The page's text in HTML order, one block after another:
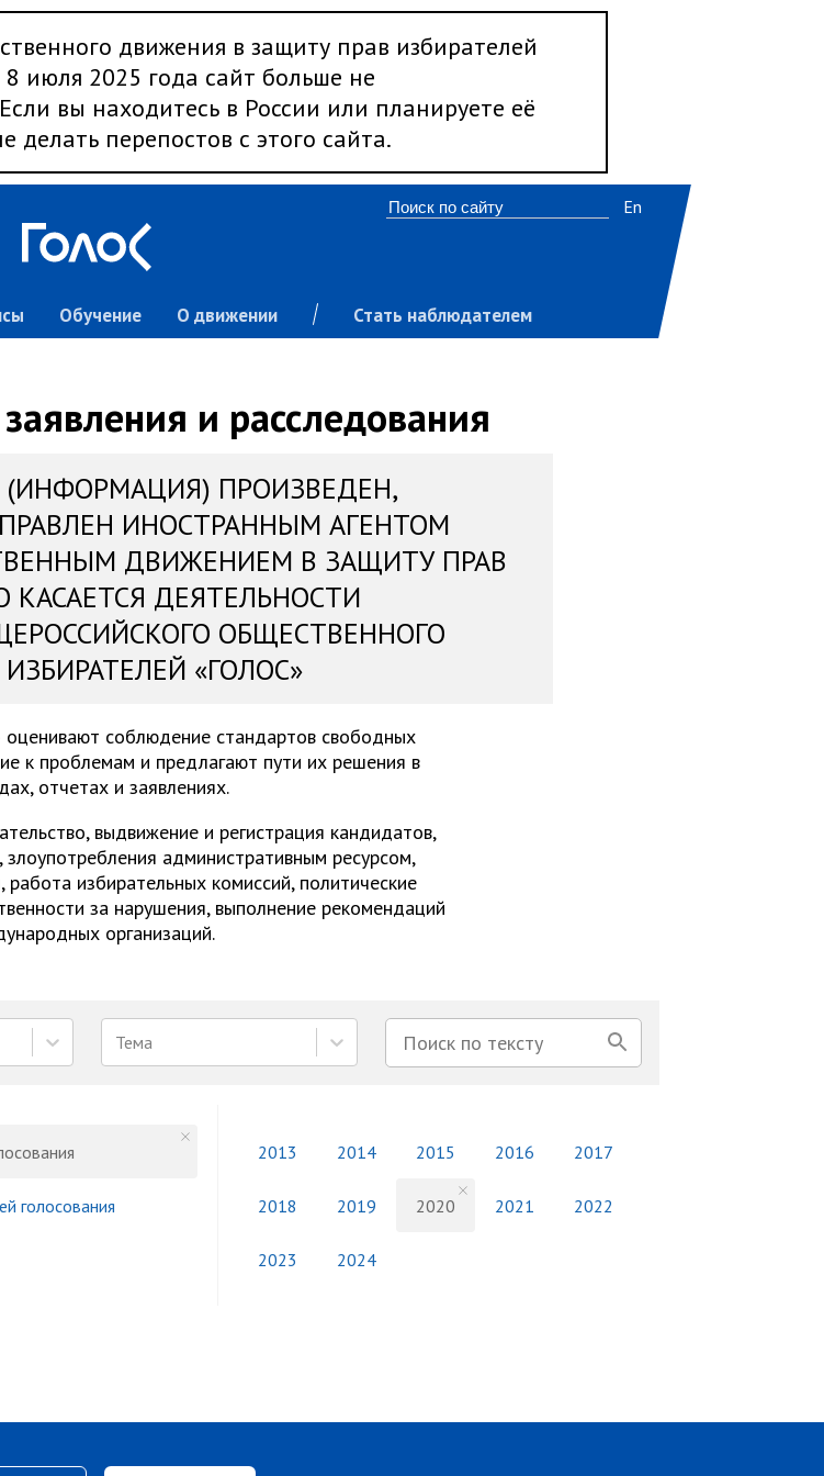
движения в защиту прав избирателей
8 июля 2025 года сайт больше не
вы находитесь в России или планируете её
перепостов с этого сайта.
Обучение О движении Стать наблюдателем
En
и расследования
ПРОИЗВЕДЕН,
ИНОСТРАННЫМ АГЕНТОМ
ДВИЖЕНИЕМ В ЗАЩИТУ ПРАВ
КАСАЕТСЯ ДЕЯТЕЛЬНОСТИ
ОБЩЕСТВЕННОГО
«ГОЛОС»
оценивают соблюдение стандартов свободных
к проблемам и предлагают пути их решения в
отчетах и заявлениях.
выдвижение и регистрация кандидатов,
злоупотребления административным ресурсом,
избирательных комиссий, политические
за нарушения, выполнение рекомендаций
организаций.
Тема
голосования
2013 2014 2015 2016 2017
2018 2019 2020 2021 2022
2023 2024